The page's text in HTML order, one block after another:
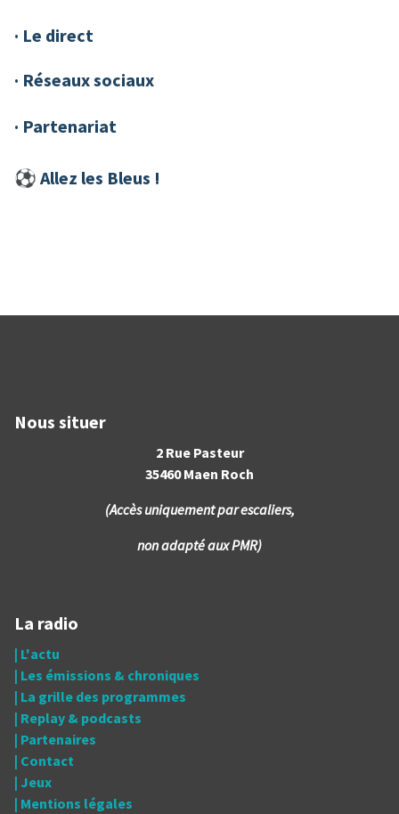
· Le direct
· Réseaux sociaux
· Partenariat
⚽︎ Allez les Bleus !
Nous situer
2 Rue Pasteur
35460 Maen Roch
(Accès uniquement par escaliers,
non adapté aux PMR)
La radio
| L'actu
| Les émissions & chroniques
| La grille des programmes
| Replay & podcasts
| Partenaires
| Contact
| Jeux
| Mentions légales